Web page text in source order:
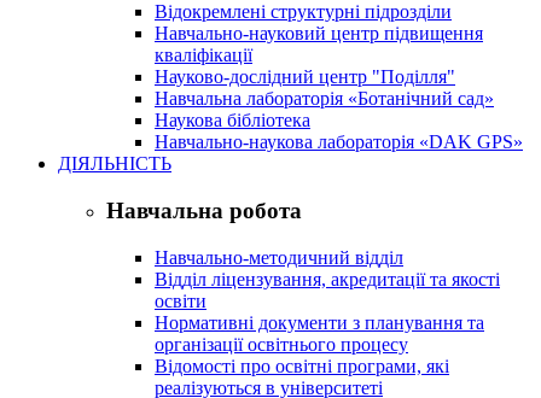
Відокремлені структурні підрозділи
Навчально-науковий центр підвищення
кваліфікації
Науково-дослідний центр "Поділля"
Навчальна лабораторія «Ботанічний сад»
Наукова бібліотека
Навчально-наукова лабораторія «DAK GPS»
ДІЯЛЬНІСТЬ
Навчальна робота
Навчально-методичний відділ
Відділ ліцензування, акредитації та якості
освіти
Нормативні документи з планування та
організації освітнього процесу
Відомості про освітні програми, які
реалізуються в університеті